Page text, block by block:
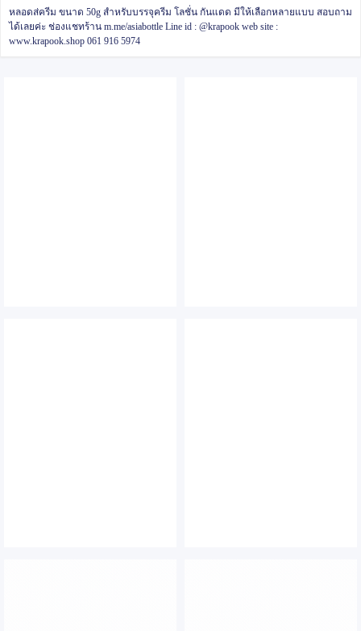
หลอดส่ครีม ขนาด 50g สำหรับบรรจุครีม โลชั่น กันแดด มีให้เลือกหลายแบบ สอบถาม
ได้เลยค่ะ ช่องแชทร้าน m.me/asiabottle Line id : @krapook web site :
www.krapook.shop 061 916 5974